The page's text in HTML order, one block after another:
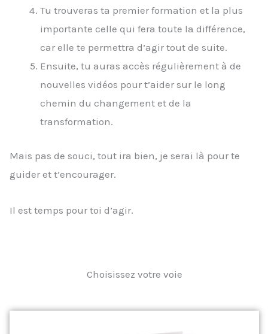
Tu trouveras ta premier formation et la plus
importante celle qui fera toute la différence,
car elle te permettra d’agir tout de suite.
Ensuite, tu auras accès régulièrement à de
nouvelles vidéos pour t’aider sur le long
chemin du changement et de la
transformation.
Mais pas de souci, tout ira bien, je serai là pour te
guider et t’encourager.
Il est temps pour toi d’agir.
Choisissez votre voie